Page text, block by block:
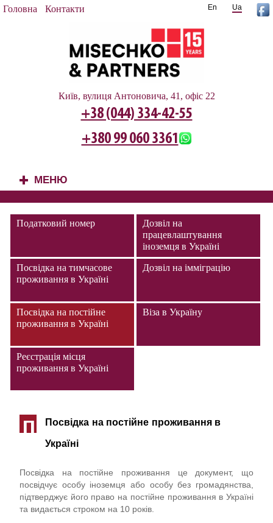
Головна Контакти Ua
En
Київ, вулиця Антоновича, 41, офіс 22
+38 (044) 334-42-55
+380 99 060 3361
+ МЕНЮ
Податковий номер
Дозвіл на
працевлаштування
іноземця в Україні
Посвідка на тимчасове
проживання в Україні
Дозвіл на імміграцію
Посвідка на постійне
проживання в Україні
Віза в Україну
Реєстрація місця
проживання в Україні
П Посвідка на постійне проживання в
Україні
Посвідка на постійне проживання це документ, що
посвідчує особу іноземця або особу без громадянства,
підтверджує його право на постійне проживання в Україні
та видається строком на 10 років.